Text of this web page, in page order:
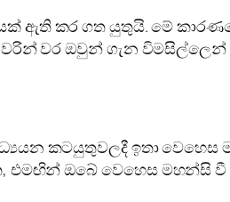
ඇති කර ගත යුතුයි. මේ
වර ඔවුන් ගැන විමසිල්ලෙන්
කටයුතුවලදී ඉතා වෙහෙස
ඔබේ වෙහෙස මහන්සි වී